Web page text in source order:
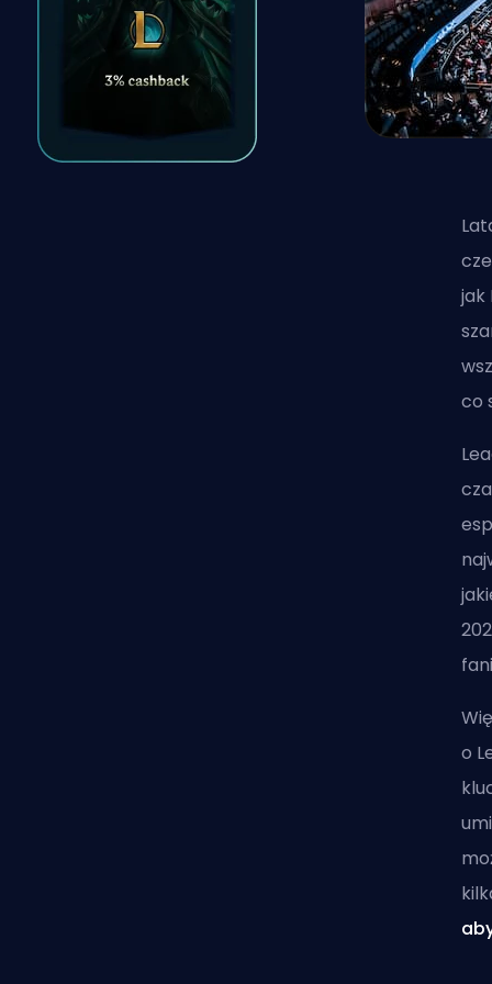
jak
co
o